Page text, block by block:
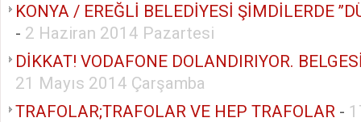
KONYA / EREĞLİ BELEDİYESİ ŞİMDİLERDE
- 2 Haziran 2014 Pazartesi
DİKKAT! VODAFONE DOLANDIRIYOR.
21 Mayıs 2014 Çarşamba
TRAFOLAR;TRAFOLAR VE HEP TRAFOLAR -